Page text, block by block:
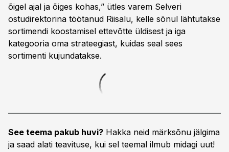
õigel ajal ja õiges kohas,” ütles varem Selveri
ostudirektorina töötanud Riisalu, kelle sõnul lähtutakse
sortimendi koostamisel ettevõtte üldisest ja iga
kategooria oma strateegiast, kuidas seal sees
sortimenti kujundatakse.
See teema pakub huvi? Hakka neid märksõnu jälgima
ja saad alati teavituse, kui sel teemal ilmub midagi uut!